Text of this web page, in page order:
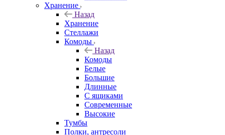
Хранение
Назад
Хранение
Стеллажи
Комоды
Назад
Комоды
Белые
Большие
Длинные
С ящиками
Современные
Высокие
Тумбы
Полки, антресоли